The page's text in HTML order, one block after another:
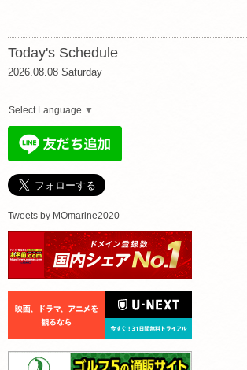
Today's Schedule
2026.08.08 Saturday
Select Language ▼
Tweets by MOmarine2020